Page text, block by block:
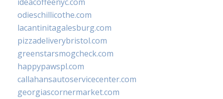
odieschillicothe.com
lacantinitagalesburg.com
pizzadeliverybristol.com
greenstarsmogcheck.com
happypawspl.com
callahansautoservicecenter.com
georgiascornermarket.com